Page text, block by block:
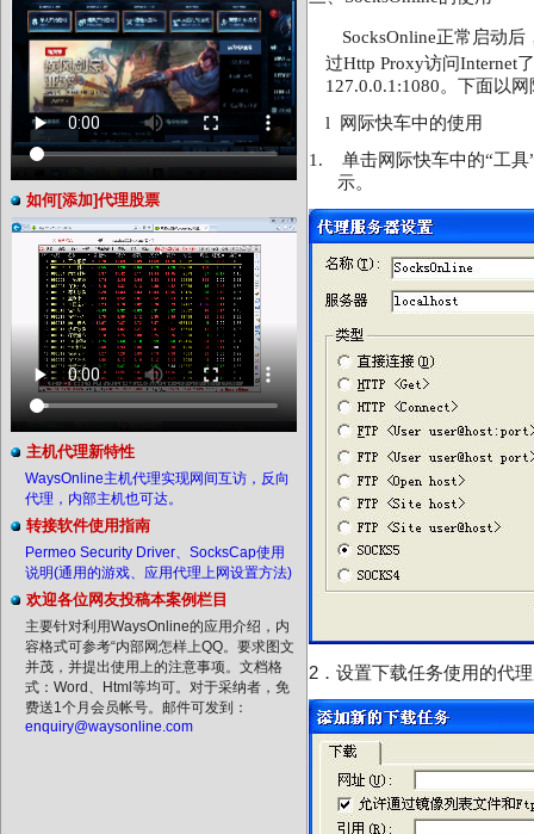
如何[添加]代理股票
主机代理新特性
WaysOnline主机代理实现网间互访，反向
代理，内部主机也可达。
转接软件使用指南
Permeo Security Driver、SocksCap使用
说明(通用的游戏、应用代理上网设置方法)
欢迎各位网友投稿本案例栏目
主要针对利用WaysOnline的应用介绍，内
容格式可参考“内部网怎样上QQ。要求图文
并茂，并提出使用上的注意事项。文档格
式：Word、Html等均可。对于采纳者，免
费送1个月会员帐号。邮件可发到：
enquiry@waysonline.com
SocksOnline正常启动
过Http Proxy访问Internet
127.0.0.1:1080。下面以
l
网际快车中的使用
1.
单击网际快车中的“工
示。
2 ．设置下载任务使用的代